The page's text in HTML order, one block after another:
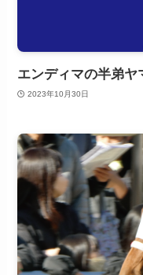
エンディマの半弟
2023年10月30日